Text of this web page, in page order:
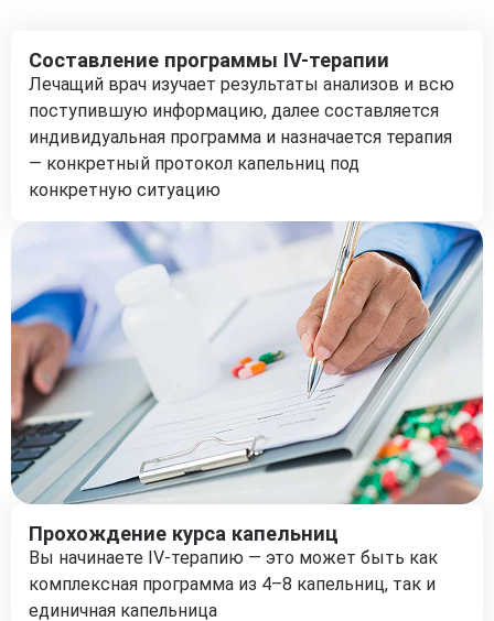
Составление программы IV-терапии
Лечащий врач изучает результаты анализов и всю
поступившую информацию, далее составляется
индивидуальная программа и назначается терапия
— конкретный протокол капельниц под
конкретную ситуацию
Прохождение курса капельниц
Вы начинаете IV-терапию — это может быть как
комплексная программа из 4–8 капельниц, так и
единичная капельница